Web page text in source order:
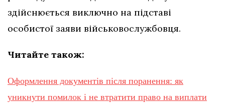
здійснюється виключно на підставі
особистої заяви військовослужбовця.
Читайте також:
Оформлення документів після поранення: як
уникнути помилок і не втратити право на виплати